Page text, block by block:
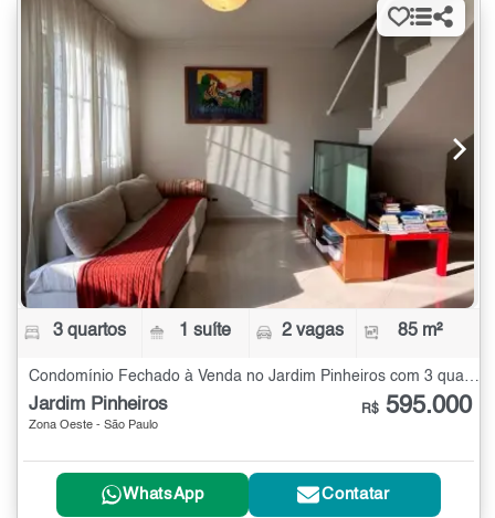
3 quartos 1 suíte 2 vagas 85 m²
Condomínio Fechado à Venda no Jardim Pinheiros com 3 quartos - 85 m²
Jardim Pinheiros
Zona Oeste - São Paulo
R$ 595.000
WhatsApp Contatar